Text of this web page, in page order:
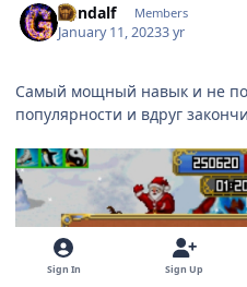
Gandalf Members
January 11, 20233 yr
Самый мощный навык и не
популярности и вдруг
Sign In Sign Up